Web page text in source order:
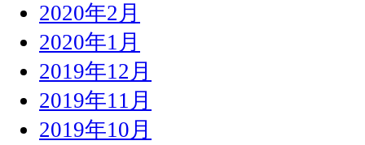
2020年2月
2020年1月
2019年12月
2019年11月
2019年10月